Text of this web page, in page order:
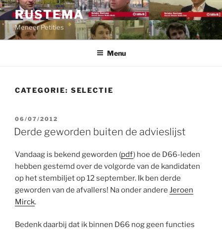
Ga
naar
inhoud
RUSTEMA
Meneer Petities
Menu
CATEGORIE: SELECTIE
GEPLAATST
OP
06/07/2012
Derde geworden buiten de advieslijst
Vandaag is bekend geworden (pdf) hoe de D66-leden
hebben gestemd over de volgorde van de kandidaten
op het stembiljet op 12 september. Ik ben derde
geworden van de afvallers! Na onder andere Jeroen
Mirck.
Bedenk daarbij dat ik binnen D66 nog geen functies